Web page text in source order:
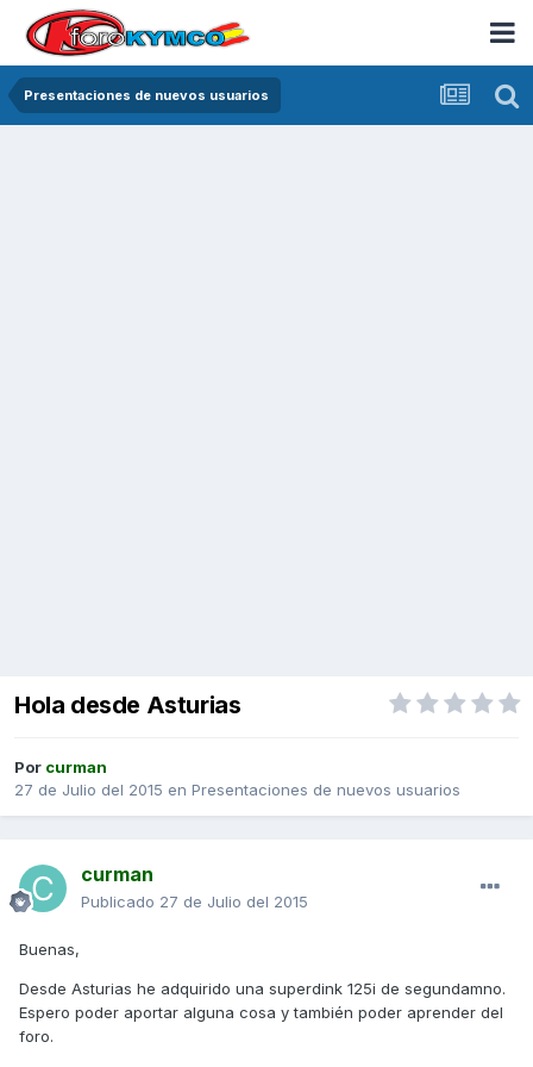
Presentaciones de nuevos usuarios
Hola desde Asturias
Por curman
27 de Julio del 2015 en Presentaciones de nuevos usuarios
curman
Publicado 27 de Julio del 2015
Buenas,
Desde Asturias he adquirido una superdink 125i de segundamno.
Espero poder aportar alguna cosa y también poder aprender del
foro.